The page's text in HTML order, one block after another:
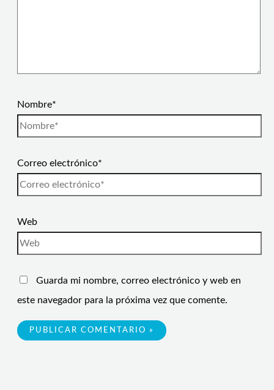
Nombre*
Correo electrónico*
Web
Guarda mi nombre, correo electrónico y web en
este navegador para la próxima vez que comente.